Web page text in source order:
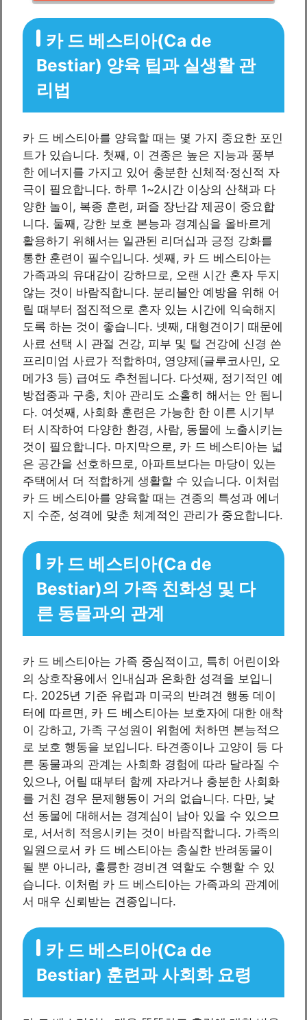
카 드 베스티아(Ca de
Bestiar) 양육 팁과 실생활 관
리법
카 드 베스티아를 양육할 때는 몇 가지 중요한 포인
트가 있습니다. 첫째, 이 견종은 높은 지능과 풍부
한 에너지를 가지고 있어 충분한 신체적·정신적 자
극이 필요합니다. 하루 1~2시간 이상의 산책과 다
양한 놀이, 복종 훈련, 퍼즐 장난감 제공이 중요합
니다. 둘째, 강한 보호 본능과 경계심을 올바르게
활용하기 위해서는 일관된 리더십과 긍정 강화를
통한 훈련이 필수입니다. 셋째, 카 드 베스티아는
가족과의 유대감이 강하므로, 오랜 시간 혼자 두지
않는 것이 바람직합니다. 분리불안 예방을 위해 어
릴 때부터 점진적으로 혼자 있는 시간에 익숙해지
도록 하는 것이 좋습니다. 넷째, 대형견이기 때문에
사료 선택 시 관절 건강, 피부 및 털 건강에 신경 쓴
프리미엄 사료가 적합하며, 영양제(글루코사민, 오
메가3 등) 급여도 추천됩니다. 다섯째, 정기적인 예
방접종과 구충, 치아 관리도 소홀히 해서는 안 됩니
다. 여섯째, 사회화 훈련은 가능한 한 이른 시기부
터 시작하여 다양한 환경, 사람, 동물에 노출시키는
것이 필요합니다. 마지막으로, 카 드 베스티아는 넓
은 공간을 선호하므로, 아파트보다는 마당이 있는
주택에서 더 적합하게 생활할 수 있습니다. 이처럼
카 드 베스티아를 양육할 때는 견종의 특성과 에너
지 수준, 성격에 맞춘 체계적인 관리가 중요합니다.
카 드 베스티아(Ca de
Bestiar)의 가족 친화성 및 다
른 동물과의 관계
카 드 베스티아는 가족 중심적이고, 특히 어린이와
의 상호작용에서 인내심과 온화한 성격을 보입니
다. 2025년 기준 유럽과 미국의 반려견 행동 데이
터에 따르면, 카 드 베스티아는 보호자에 대한 애착
이 강하고, 가족 구성원이 위험에 처하면 본능적으
로 보호 행동을 보입니다. 타견종이나 고양이 등 다
른 동물과의 관계는 사회화 경험에 따라 달라질 수
있으나, 어릴 때부터 함께 자라거나 충분한 사회화
를 거친 경우 문제행동이 거의 없습니다. 다만, 낯
선 동물에 대해서는 경계심이 남아 있을 수 있으므
로, 서서히 적응시키는 것이 바람직합니다. 가족의
일원으로서 카 드 베스티아는 충실한 반려동물이
될 뿐 아니라, 훌륭한 경비견 역할도 수행할 수 있
습니다. 이처럼 카 드 베스티아는 가족과의 관계에
서 매우 신뢰받는 견종입니다.
카 드 베스티아(Ca de
Bestiar) 훈련과 사회화 요령